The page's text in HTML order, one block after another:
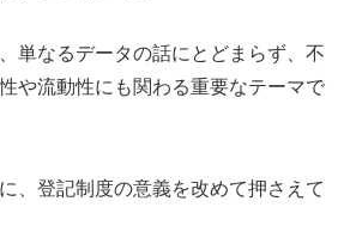
単なるデータの話にとどまらず、不
や流動性にも関わる重要なテーマで
、登記制度の意義を改めて押さえて